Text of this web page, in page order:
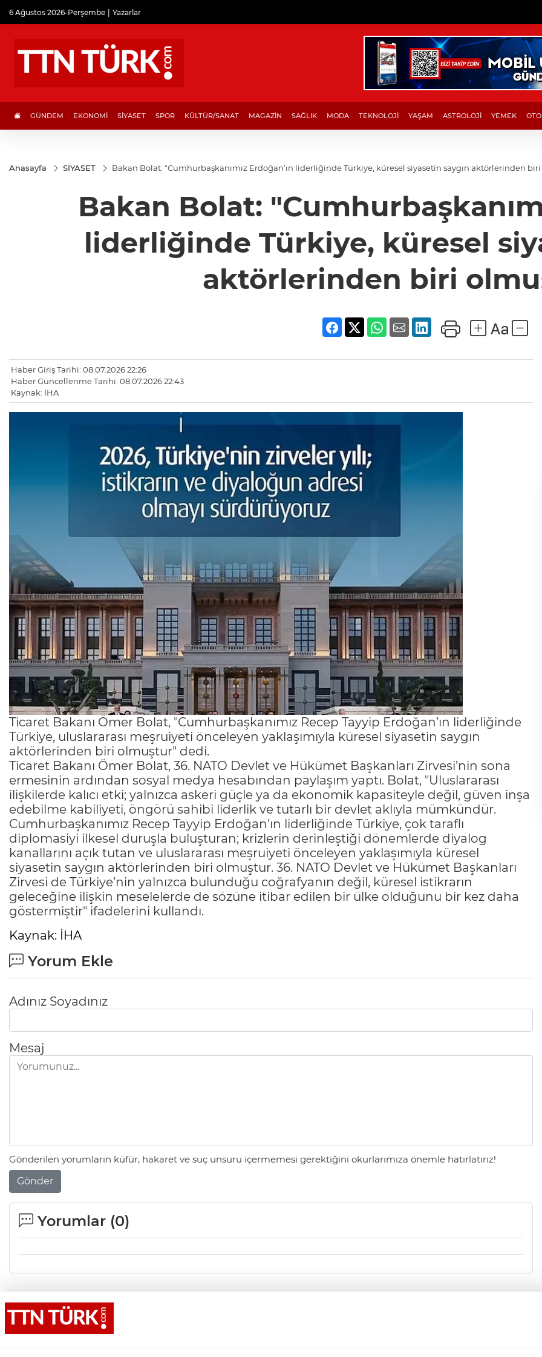
6 Ağustos 2026-Perşembe Yazarlar
GÜNDEM EKONOMİ SİYASET SPOR KÜLTÜR/SANAT MAGAZİN SAĞLIK MODA TEKNOLOJİ YAŞAM ASTROLOJİ YEMEK
Anasayfa SİYASET Bakan Bolat: "Cumhurbaşkanımız Erdoğan’ın liderliğinde Türkiye, küresel siyasetin saygın aktörlerinden
Bakan Bolat:
liderliğinde Türkiye, küresel
aktörlerinden biri
Haber Giriş Tarihi: 08.07.2026 22:26
Haber Güncellenme Tarihi: 08.07.2026 22:43
Kaynak: İHA
Ticaret Bakanı Ömer Bolat, "Cumhurbaşkanımız Recep Tayyip Erdoğan’ın liderliğinde
Türkiye, uluslararası meşruiyeti önceleyen yaklaşımıyla küresel siyasetin saygın
aktörlerinden biri olmuştur" dedi.
Ticaret Bakanı Ömer Bolat, 36. NATO Devlet ve Hükümet Başkanları Zirvesi’nin sona
ermesinin ardından sosyal medya hesabından paylaşım yaptı. Bolat, "Uluslararası
ilişkilerde kalıcı etki; yalnızca askeri güçle ya da ekonomik kapasiteyle değil, güven inşa
edebilme kabiliyeti, öngörü sahibi liderlik ve tutarlı bir devlet aklıyla mümkündür.
Cumhurbaşkanımız Recep Tayyip Erdoğan’ın liderliğinde Türkiye, çok taraflı
diplomasiyi ilkesel duruşla buluşturan; krizlerin derinleştiği dönemlerde diyalog
kanallarını açık tutan ve uluslararası meşruiyeti önceleyen yaklaşımıyla küresel
siyasetin saygın aktörlerinden biri olmuştur. 36. NATO Devlet ve Hükümet Başkanları
Zirvesi de Türkiye’nin yalnızca bulunduğu coğrafyanın değil, küresel istikrarın
geleceğine ilişkin meselelerde de sözüne itibar edilen bir ülke olduğunu bir kez daha
göstermiştir" ifadelerini kullandı.
Kaynak: İHA
Yorum Ekle
Adınız Soyadınız
Mesaj
Gönderilen yorumların küfür, hakaret ve suç unsuru içermemesi gerektiğini okurlarımıza önemle hatırlatırız!
Gönder
Yorumlar (0)